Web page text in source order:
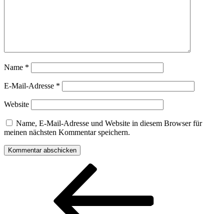
Name *
E-Mail-Adresse *
Website
Name, E-Mail-Adresse und Website in diesem Browser für
meinen nächsten Kommentar speichern.
Beitragsnavigation